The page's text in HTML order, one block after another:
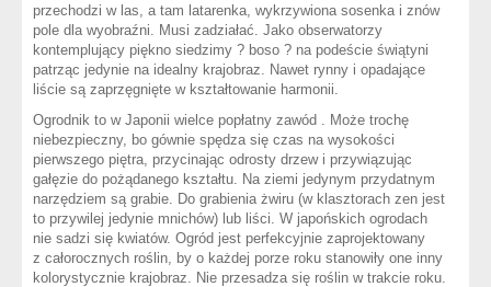
przechodzi w las, a tam latarenka, wykrzywiona sosenka i znów
pole dla wyobraźni. Musi zadziałać. Jako obserwatorzy
kontemplujący piękno siedzimy ? boso ? na podeście świątyni
patrząc jedynie na idealny krajobraz. Nawet rynny i opadające
liście są zaprzęgnięte w kształtowanie harmonii.
Ogrodnik to w Japonii wielce popłatny zawód . Może trochę
niebezpieczny, bo gównie spędza się czas na wysokości
pierwszego piętra, przycinając odrosty drzew i przywiązując
gałęzie do pożądanego kształtu. Na ziemi jedynym przydatnym
narzędziem są grabie. Do grabienia żwiru (w klasztorach zen jest
to przywilej jedynie mnichów) lub liści. W japońskich ogrodach
nie sadzi się kwiatów. Ogród jest perfekcyjnie zaprojektowany
z całorocznych roślin, by o każdej porze roku stanowiły one inny
kolorystycznie krajobraz. Nie przesadza się roślin w trakcie roku.